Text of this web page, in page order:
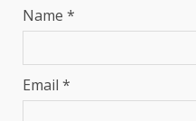
Name *
Email *